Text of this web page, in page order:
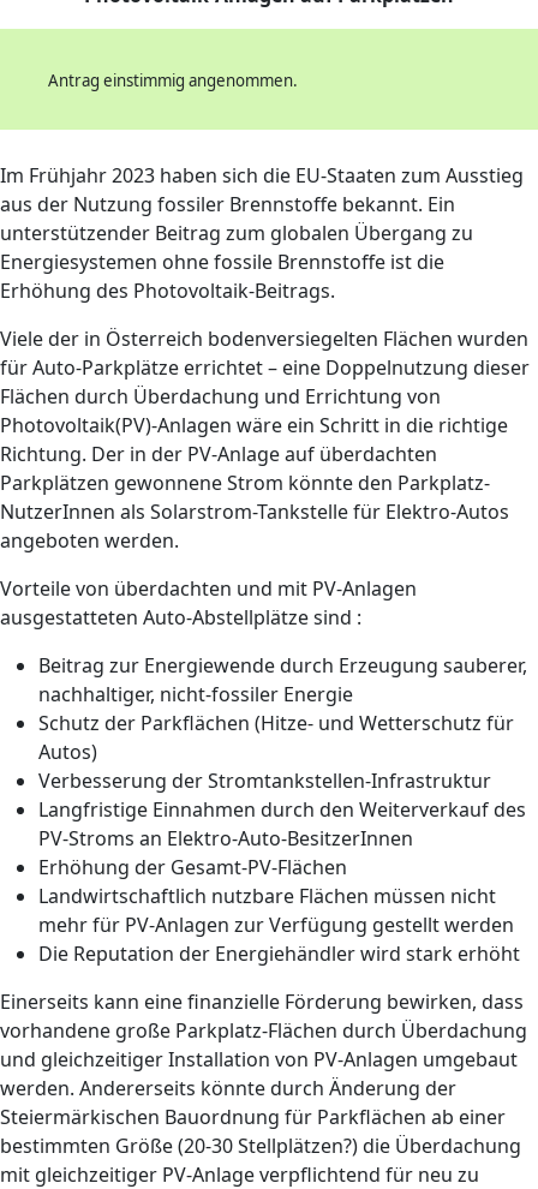
Antrag einstimmig angenommen.
Im Frühjahr 2023 haben sich die EU-Staaten zum Ausstieg
aus der Nutzung fossiler Brennstoffe bekannt. Ein
unterstützender Beitrag zum globalen Übergang zu
Energiesystemen ohne fossile Brennstoffe ist die
Erhöhung des Photovoltaik-Beitrags.
Viele der in Österreich bodenversiegelten Flächen wurden
für Auto-Parkplätze errichtet – eine Doppelnutzung dieser
Flächen durch Überdachung und Errichtung von
Photovoltaik(PV)-Anlagen wäre ein Schritt in die richtige
Richtung. Der in der PV-Anlage auf überdachten
Parkplätzen gewonnene Strom könnte den Parkplatz-
NutzerInnen als Solarstrom-Tankstelle für Elektro-Autos
angeboten werden.
Vorteile von überdachten und mit PV-Anlagen
ausgestatteten Auto-Abstellplätze sind :
Beitrag zur Energiewende durch Erzeugung sauberer,
nachhaltiger, nicht-fossiler Energie
Schutz der Parkflächen (Hitze- und Wetterschutz für
Autos)
Verbesserung der Stromtankstellen-Infrastruktur
Langfristige Einnahmen durch den Weiterverkauf des
PV-Stroms an Elektro-Auto-BesitzerInnen
Erhöhung der Gesamt-PV-Flächen
Landwirtschaftlich nutzbare Flächen müssen nicht
mehr für PV-Anlagen zur Verfügung gestellt werden
Die Reputation der Energiehändler wird stark erhöht
Einerseits kann eine finanzielle Förderung bewirken, dass
vorhandene große Parkplatz-Flächen durch Überdachung
und gleichzeitiger Installation von PV-Anlagen umgebaut
werden. Andererseits könnte durch Änderung der
Steiermärkischen Bauordnung für Parkflächen ab einer
bestimmten Größe (20-30 Stellplätzen?) die Überdachung
mit gleichzeitiger PV-Anlage verpflichtend für neu zu